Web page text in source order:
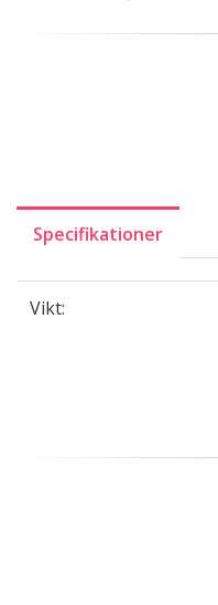
Specifikationer
Vikt: